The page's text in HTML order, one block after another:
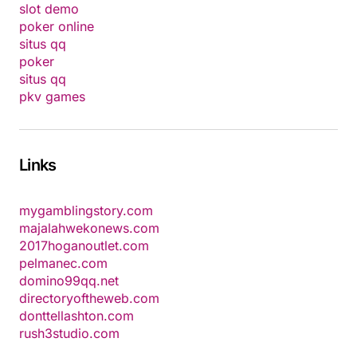
slot demo
poker online
situs qq
poker
situs qq
pkv games
Links
mygamblingstory.com
majalahwekonews.com
2017hoganoutlet.com
pelmanec.com
domino99qq.net
directoryoftheweb.com
donttellashton.com
rush3studio.com